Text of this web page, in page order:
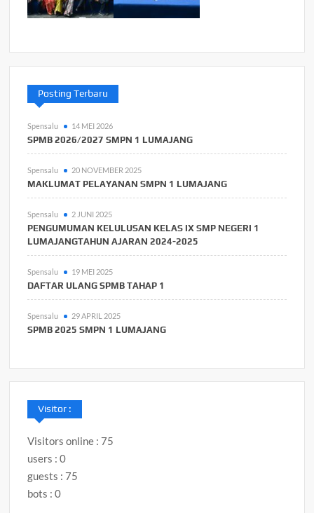
Posting Terbaru
Spensalu 14 MEI 2026
SPMB 2026/2027 SMPN 1 LUMAJANG
Spensalu 20 NOVEMBER 2025
MAKLUMAT PELAYANAN SMPN 1 LUMAJANG
Spensalu 2 JUNI 2025
PENGUMUMAN KELULUSAN KELAS IX SMP NEGERI 1
LUMAJANGTAHUN AJARAN 2024-2025
Spensalu 19 MEI 2025
DAFTAR ULANG SPMB TAHAP 1
Spensalu 29 APRIL 2025
SPMB 2025 SMPN 1 LUMAJANG
Visitor :
Visitors online : 75
users : 0
guests : 75
bots : 0